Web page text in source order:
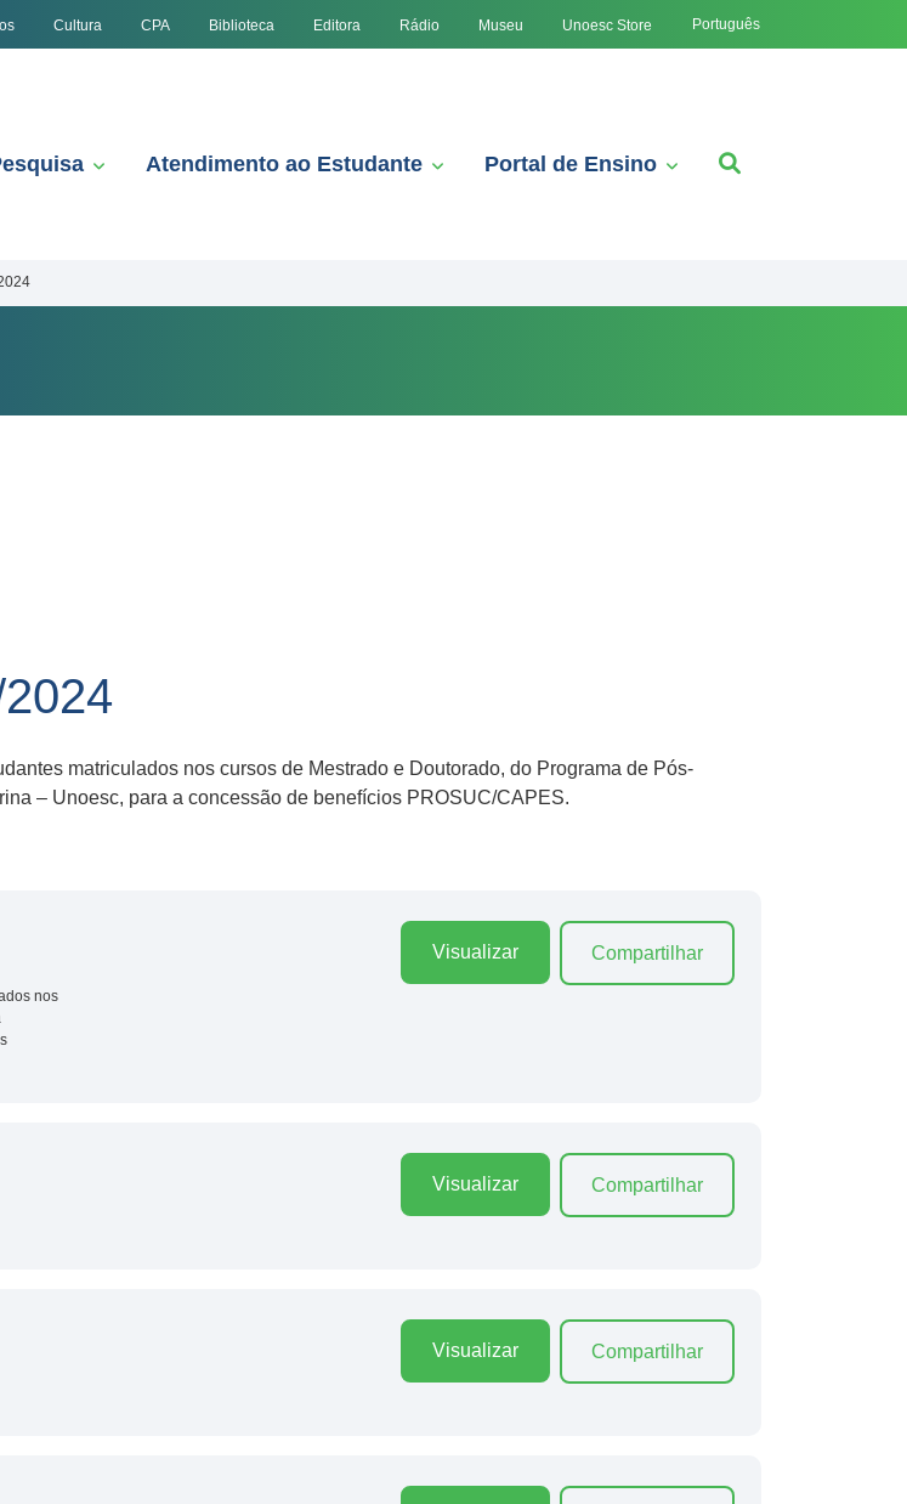
Cultura CPA Biblioteca Editora Rádio Museu Unoesc Store Português
Atendimento ao Estudante Portal de Ensino
matriculados nos cursos de Mestrado e Doutorado, do Programa de Pós-
– Unoesc, para a concessão de benefícios PROSUC/CAPES.
nos
Visualizar Compartilhar
Visualizar Compartilhar
Visualizar Compartilhar